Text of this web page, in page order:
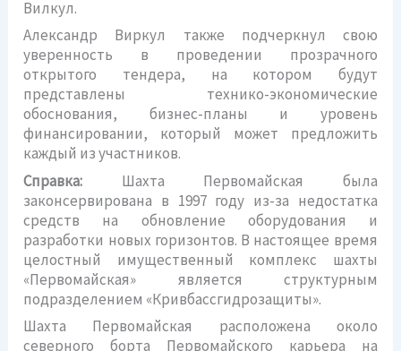
Вилкул.
Александр Виркул также подчеркнул свою
уверенность в проведении прозрачного
открытого тендера, на котором будут
представлены технико-экономические
обоснования, бизнес-планы и уровень
финансировании, который может предложить
каждый из участников.
Справка: Шахта Первомайская была
законсервирована в 1997 году из-за недостатка
средств на обновление оборудования и
разработки новых горизонтов. В настоящее время
целостный имущественный комплекс шахты
«Первомайская» является структурным
подразделением «Кривбассгидрозащиты».
Шахта Первомайская расположена около
северного борта Первомайского карьера на